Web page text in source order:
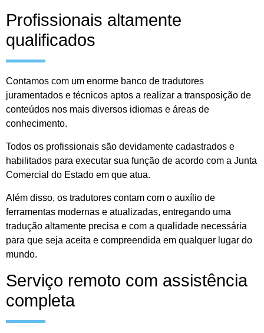
Profissionais altamente
qualificados
Contamos com um enorme banco de tradutores
juramentados e técnicos aptos a realizar a transposição de
conteúdos nos mais diversos idiomas e áreas de
conhecimento.
Todos os profissionais são devidamente cadastrados e
habilitados para executar sua função de acordo com a Junta
Comercial do Estado em que atua.
Além disso, os tradutores contam com o auxílio de
ferramentas modernas e atualizadas, entregando uma
tradução altamente precisa e com a qualidade necessária
para que seja aceita e compreendida em qualquer lugar do
mundo.
Serviço remoto com assistência
completa